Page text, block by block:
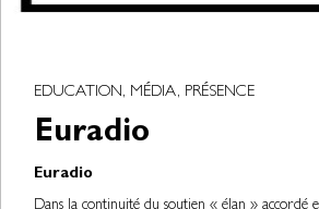
EDUCATION, MÉDIA, PRÉSENCE
Euradio
Euradio
Dans la continuité du soutien « élan » accordé